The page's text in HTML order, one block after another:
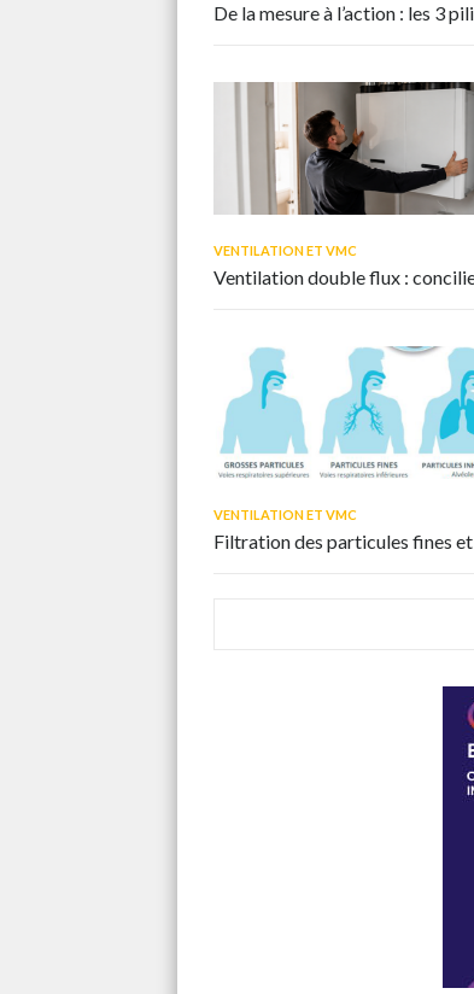
De la mesure à l’action : les 3
VENTILATION ET VMC
Ventilation double flux :
VENTILATION ET VMC
Filtration des particules fines